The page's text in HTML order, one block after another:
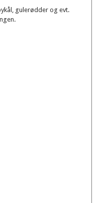
gulerødder og evt.